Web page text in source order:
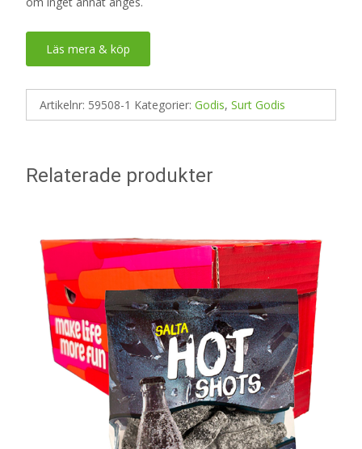
Läs mera & köp
Artikelnr: 59508-1 Kategorier: Godis, Surt Godis
Relaterade produkter